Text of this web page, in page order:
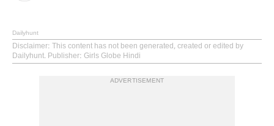
Dailyhunt
Disclaimer: This content has not been generated, created or edited by
Dailyhunt. Publisher: Girls Globe Hindi
ADVERTISEMENT